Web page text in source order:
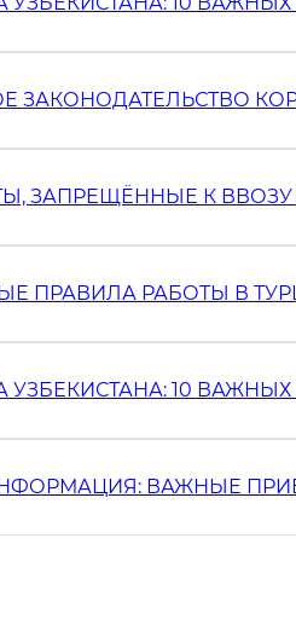
ЗАКОНОДАТЕЛЬСТВО
ЗАПРЕЩЁННЫЕ К
ПРАВИЛА РАБОТЫ В
УЗБЕКИСТАНА: 10
ВАЖНЫЕ